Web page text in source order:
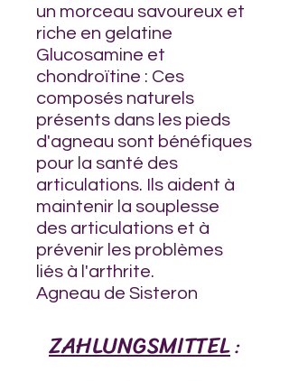
un morceau savoureux et
riche en gelatine
Glucosamine et
chondroïtine : Ces
composés naturels
présents dans les pieds
d'agneau sont bénéfiques
pour la santé des
articulations. Ils aident à
maintenir la souplesse
des articulations et à
prévenir les problèmes
liés à l'arthrite.
Agneau de Sisteron
ZAHLUNGSMITTEL: